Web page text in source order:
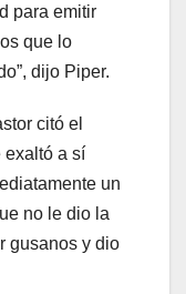
para emitir
que lo
dijo Piper.
citó el
exaltó a sí
un
no le dio la
gusanos y dio